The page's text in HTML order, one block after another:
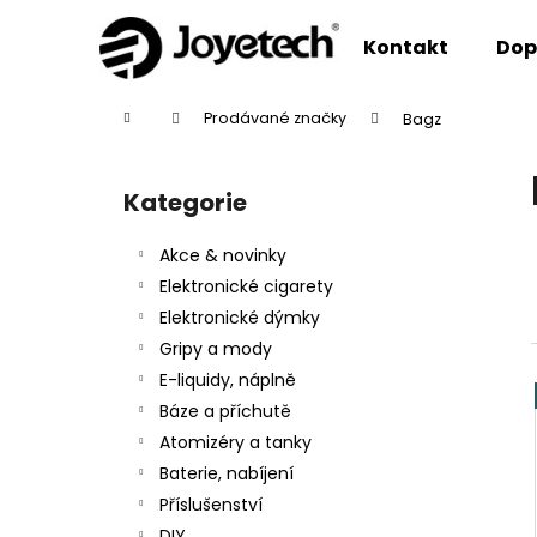
Kontakt
Domů Prodávané značky Bagz
Přeskočit
kategorie
Kategorie
Akce & novinky
Elektronické cigarety
Elektronické dýmky
Gripy a mody
E-liquidy, náplně
Báze a příchutě
Atomizéry a tanky
Baterie, nabíjení
Příslušenství
Zpět
Zpět